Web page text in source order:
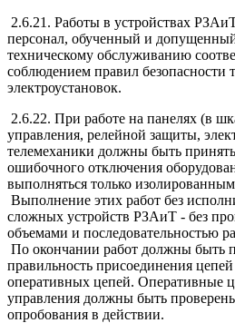
2.6.21. Работы в устройствах
персонал, обученный и
техническому обслуживанию
соблюдением правил безопасности
электроустановок.
2.6.22. При работе на панелях (в
управления, релейной защиты,
телемеханики должны быть
ошибочного отключения
выполняться только
Выполнение этих работ без
сложных устройств РЗАиТ - без
объемами и последовательностью
По окончании работ должны быть
правильность присоединения
оперативных цепей. Оперативные
управления должны быть
опробования в действии.